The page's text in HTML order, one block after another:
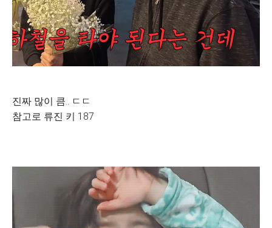
진짜 많이 큼.. ㄷㄷ
참고로 류진 키 187